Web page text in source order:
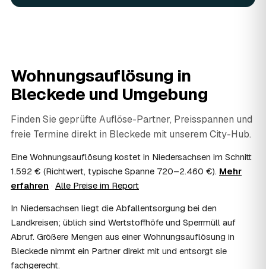
absetzbar?
In vielen Fällen ja: Als haushaltsnahe Dienstleistung
lassen sich Arbeits- und Fahrtkosten anteilig von der
Steuer absetzen, bei einer Auflösung im Erbfall unter
Umständen als Nachlassverbindlichkeit. Sie erhalten eine
ordentliche Rechnung mit ausgewiesenem Lohnanteil; die
genaue Anrechnung klären Sie mit Ihrem Steuerberater.
09 Muss ich bei der Wohnungsauflösung anwesend
sein?
nach Schlüsselübergabe ohne Sie ab — praktisch, wenn
Sie weiter entfernt wohnen. Sie können aber jederzeit
dabei sein, etwa um Wertsachen oder persönliche
10 Bekomme ich einen Entsorgungsnachweis?
Wohnungsauflösung in
Bleckede und Umgebung
Finden Sie geprüfte Auflöse-Partner, Preisspannen und
freie Termine direkt in Bleckede mit unserem City-Hub.
Eine Wohnungsauflösung kostet in Niedersachsen im Schnitt
1.592 € (Richtwert, typische Spanne 720–2.460 €). Mehr
erfahren · Alle Preise im Report
In Niedersachsen liegt die Abfallentsorgung bei den
Landkreisen; üblich sind Wertstoffhöfe und Sperrmüll auf
Abruf. Größere Mengen aus einer Wohnungsauflösung in
Bleckede nimmt ein Partner direkt mit und entsorgt sie
fachgerecht.